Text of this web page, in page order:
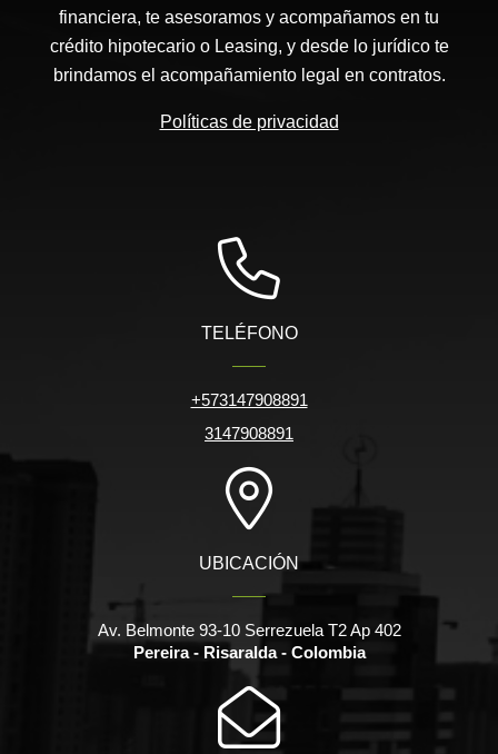
financiera, te asesoramos y acompañamos en tu
crédito hipotecario o Leasing, y desde lo jurídico te
brindamos el acompañamiento legal en contratos.
Políticas de privacidad
TELÉFONO
+573147908891
3147908891
UBICACIÓN
Av. Belmonte 93-10 Serrezuela T2 Ap 402
Pereira - Risaralda - Colombia